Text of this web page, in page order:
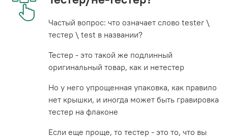
Частый вопрос: что означает слово tester \
тестер \ test в названии?
Тестер - это такой же подлинный
оригинальный товар, как и нетестер
Но у него упрощенная упаковка, как правило
нет крышки, и иногда может быть гравировка
тестер на флаконе
Если еще проще, то тестер - это то, что вы